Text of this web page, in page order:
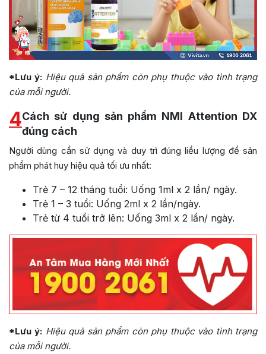
*Lưu ý: Hiệu quả sản phẩm còn phụ thuộc vào tình trạng
của mỗi người.
4Cách sử dụng sản phẩm NMI Attention DX
đúng cách
Người dùng cần sử dụng và duy trì đúng liều lượng để sản
phẩm phát huy hiệu quả tối ưu nhất:
Trẻ 7 – 12 tháng tuổi: Uống 1ml x 2 lần/ ngày.
Trẻ 1 – 3 tuổi: Uống 2ml x 2 lần/ngày.
Trẻ từ 4 tuổi trở lên: Uống 3ml x 2 lần/ ngày.
*Lưu ý: Hiệu quả sản phẩm còn phụ thuộc vào tình trạng
của mỗi người.